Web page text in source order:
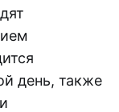
день, также